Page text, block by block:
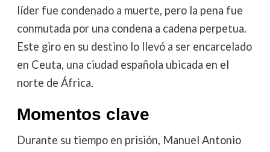
líder fue condenado a muerte, pero la pena fue
conmutada por una condena a cadena perpetua.
Este giro en su destino lo llevó a ser encarcelado
en Ceuta, una ciudad española ubicada en el
norte de África.
Momentos clave
Durante su tiempo en prisión, Manuel Antonio